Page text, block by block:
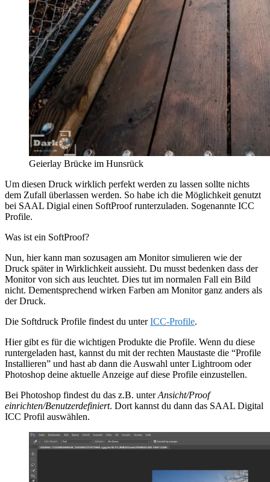
Geierlay Brücke im Hunsrück
Um diesen Druck wirklich perfekt werden zu lassen sollte nichts
dem Zufall überlassen werden. So habe ich die Möglichkeit genutzt
bei SAAL Digial einen SoftProof runterzuladen. Sogenannte ICC
Profile.
Was ist ein SoftProof?
Nun, hier kann man sozusagen am Monitor simulieren wie der
Druck später in Wirklichkeit aussieht. Du musst bedenken dass der
Monitor von sich aus leuchtet. Dies tut im normalen Fall ein Bild
nicht. Dementsprechend wirken Farben am Monitor ganz anders als
der Druck.
Die Softdruck Profile findest du unterICC-Profile.
Hier gibt es für die wichtigen Produkte die Profile. Wenn du diese
runtergeladen hast, kannst du mit der rechten Maustaste die “Profile
Installieren” und hast ab dann die Auswahl unter Lightroom oder
Photoshop deine aktuelle Anzeige auf diese Profile einzustellen.
Bei Photoshop findest du das z.B. unterAnsicht/Proof
einrichten/Benutzerdefiniert. Dort kannst du dann das SAAL Digital
ICC Profil auswählen.